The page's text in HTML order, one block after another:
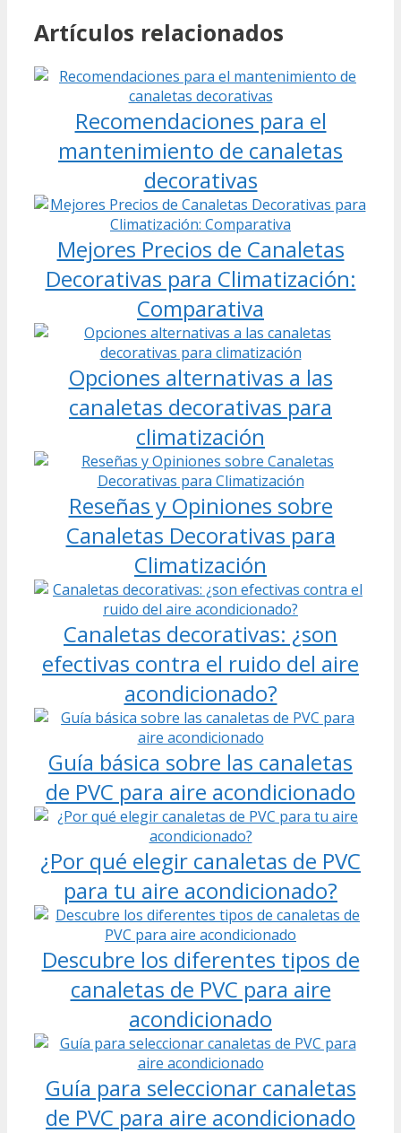
Artículos relacionados
Recomendaciones para el
mantenimiento de canaletas
decorativas
Mejores Precios de Canaletas
Decorativas para Climatización:
Comparativa
Opciones alternativas a las
canaletas decorativas para
climatización
Reseñas y Opiniones sobre
Canaletas Decorativas para
Climatización
Canaletas decorativas: ¿son
efectivas contra el ruido del aire
acondicionado?
Guía básica sobre las canaletas
de PVC para aire acondicionado
¿Por qué elegir canaletas de PVC
para tu aire acondicionado?
Descubre los diferentes tipos de
canaletas de PVC para aire
acondicionado
Guía para seleccionar canaletas
de PVC para aire acondicionado